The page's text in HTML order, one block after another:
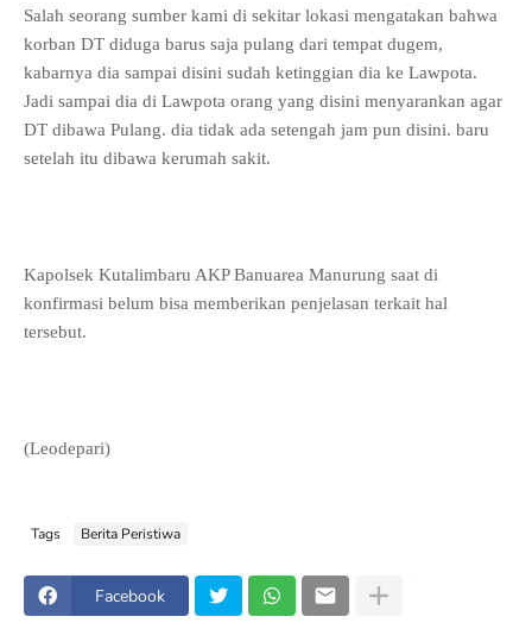
Salah seorang sumber kami di sekitar lokasi mengatakan bahwa
korban DT diduga barus saja pulang dari tempat dugem,
kabarnya dia sampai disini sudah ketinggian dia ke Lawpota.
Jadi sampai dia di Lawpota orang yang disini menyarankan agar
DT dibawa Pulang. dia tidak ada setengah jam pun disini. baru
setelah itu dibawa kerumah sakit.
Kapolsek Kutalimbaru AKP Banuarea Manurung saat di
konfirmasi belum bisa memberikan penjelasan terkait hal
tersebut.
(Leodepari)
Tags Berita Peristiwa
Facebook